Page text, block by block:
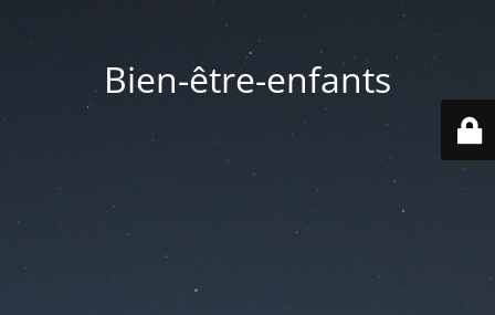
Bien-être-enfants